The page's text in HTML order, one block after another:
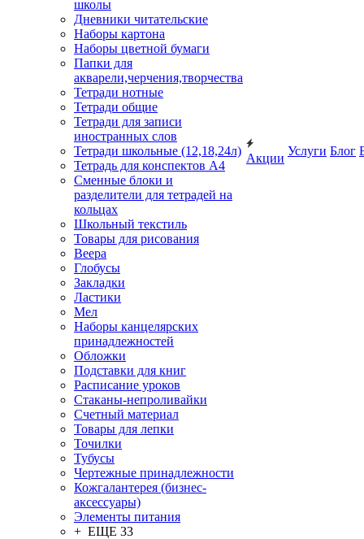
школы
Дневники читательские
Наборы картона
Наборы цветной бумаги
Папки для
акварели,черчения,творчества
Тетради нотные
Тетради общие
Тетради для записи
иностранных слов
Тетради школьные (12,18,24л)
Тетрадь для конспектов А4
Сменные блоки и
разделители для тетрадей на
кольцах
Школьный текстиль
Товары для рисования
Веера
Глобусы
Закладки
Ластики
Мел
Наборы канцелярских
принадлежностей
Обложки
Подставки для книг
Расписание уроков
Стаканы-непроливайки
Счетный материал
Товары для лепки
Точилки
Тубусы
Чертежные принадлежности
Кожгалантерея (бизнес-
аксессуары)
Элементы питания
+ ЕЩЕ 33
Акции
Услуги Блог